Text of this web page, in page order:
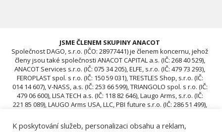
K poskytování služeb, personalizaci obsahu a reklam,
JSME ČLENEM SKUPINY ANACOT
Společnost DAGO, s.r.o. (IČO: 28977441) je členem koncernu, jehož
členy jsou také společnosti ANACOT CAPITAL a.s. (IČ: 268 40 529),
ANACOT Services s.r.o. (IČ: 075 34 205), ELFE, s.r.o. (IČ: 479 73 293),
FEROPLAST spol. s r.o. (IČ: 150 59 031), TRESTLES Shop, s.r.o. (IČ:
014 14 607), V-NASS, a.s. (IČ: 253 66 599), TRIANGOLO spol. s r.o. (IČ:
479 06 600), LISA TECH a.s. (IČ: 118 82 646), Laugo Arms, s.r.o. (IČ:
221 85 089), LAUGO Arms USA, LLC, PBI future s.r.o. (IČ: 286 51 499),
12 681), ROTIS SKUPINA d.o.o., ROTIS, d.o.o., DAGO, s.r.o. (IČO: